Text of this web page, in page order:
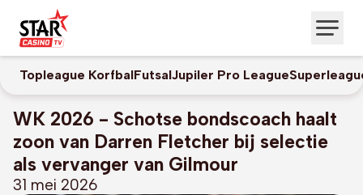
Topleague KorfbalFutsalJupiler Pro League
WK 2026 - Schotse bondscoach haalt
zoon van Darren Fletcher bij selectie
als vervanger van Gilmour
31 mei 2026